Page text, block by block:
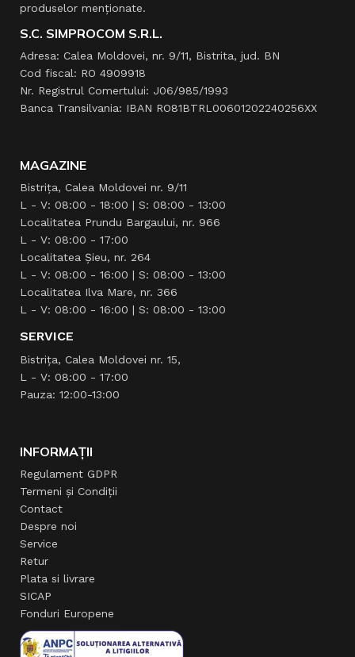
produselor menţionate.
S.C. SIMPROCOM S.R.L.
Adresa: Calea Moldovei, nr. 9/11, Bistrita, jud. BN
Cod fiscal: RO 4909918
Nr. Registrul Comertului: J06/985/1993
Banca Transilvania: IBAN RO81BTRL00601202240256XX
MAGAZINE
Bistrița, Calea Moldovei nr. 9/11
L - V: 08:00 - 18:00 | S: 08:00 - 13:00
Localitatea Prundu Bargaului, nr. 966
L - V: 08:00 - 17:00
Localitatea Şieu, nr. 264
L - V: 08:00 - 16:00 | S: 08:00 - 13:00
Localitatea Ilva Mare, nr. 366
L - V: 08:00 - 16:00 | S: 08:00 - 13:00
SERVICE
Bistrița, Calea Moldovei nr. 15,
L - V: 08:00 - 17:00
Pauza: 12:00-13:00
INFORMAȚII
Regulament GDPR
Termeni și Condiții
Contact
Despre noi
Service
Retur
Plata si livrare
SICAP
Fonduri Europene